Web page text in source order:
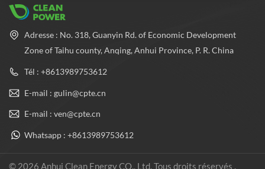
Adresse : No. 318, Guanyin Rd. of Economic Development
Zone of Taihu county, Anqing, Anhui Province, P. R. China
Tél : +8613989753612
E-mail : gulin@cpte.cn
E-mail : ven@cpte.cn
Whatsapp : +8613989753612
© 2026 Anhui Clean Energy CO., Ltd. Tous droits réservés .